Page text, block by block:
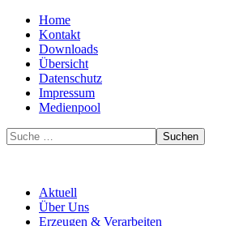
Home
Kontakt
Downloads
Übersicht
Datenschutz
Impressum
Medienpool
Suchen
Aktuell
Über Uns
Erzeugen & Verarbeiten